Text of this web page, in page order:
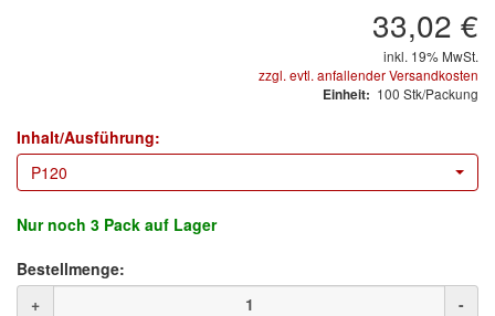
(1)
E-D
(1)
EVERCOAT
(5)
Finixa
33,02 €
inkl. 19% MwSt.
zzgl. evtl. anfallender Versandkosten
Einheit: 100 Stk/Packung
Inhalt/Ausführung:
P120
Nur noch 3 Pack auf Lager
Bestellmenge:
+
-